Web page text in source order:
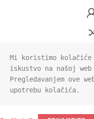
Mi koristimo kolačiće
iskustvo na našoj
Pregledavanjem ove
upotrebu kolačića.